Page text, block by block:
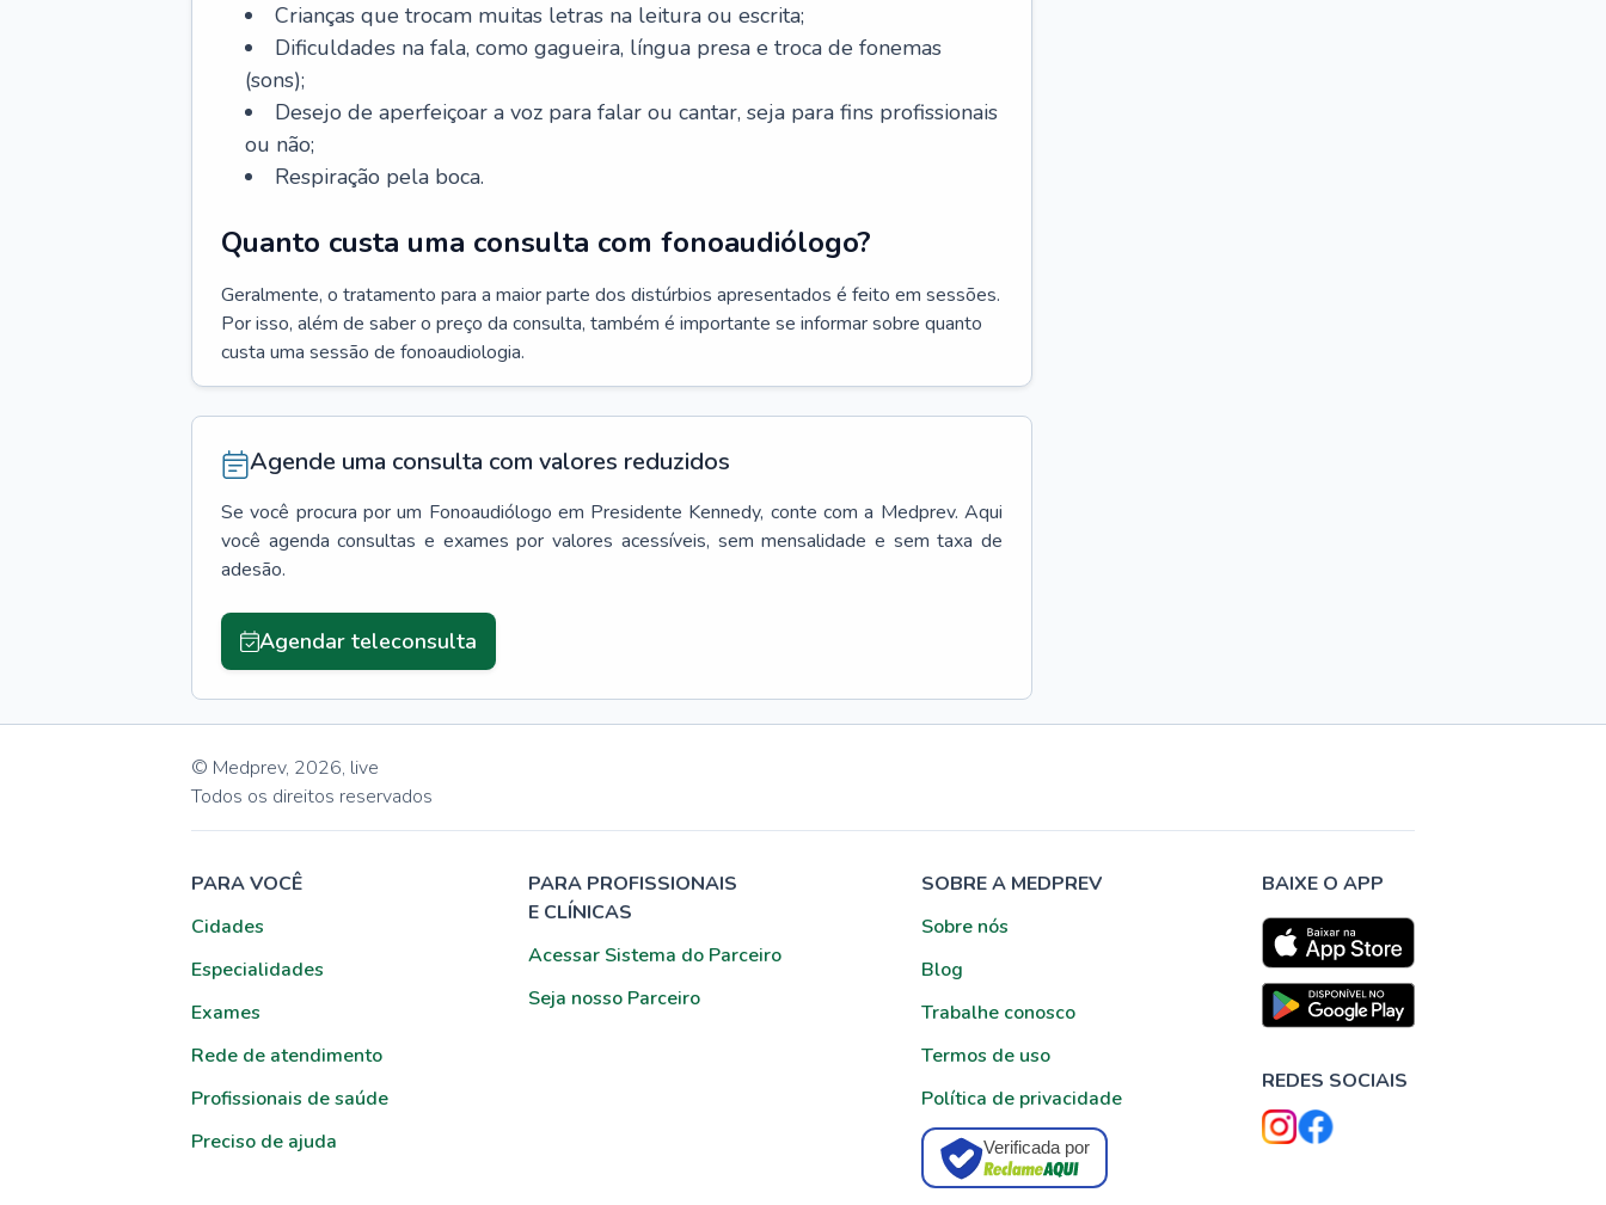
Crianças que trocam muitas letras na leitura ou escrita;
Dificuldades na fala, como gagueira, língua presa e troca de fonemas
(sons);
Desejo de aperfeiçoar a voz para falar ou cantar, seja para fins profissionais
ou não;
Respiração pela boca.
Quanto custa uma consulta com fonoaudiólogo?
Geralmente, o tratamento para a maior parte dos distúrbios apresentados é feito em sessões.
Por isso, além de saber o preço da consulta, também é importante se informar sobre quanto
custa uma sessão de fonoaudiologia.
Agende uma consulta com valores reduzidos
Se você procura por um Fonoaudiólogo em Presidente Kennedy, conte com a Medprev. Aqui
você agenda consultas e exames por valores acessíveis, sem mensalidade e sem taxa de
adesão.
Agendar teleconsulta
© Medprev, 2026, live
Todos os direitos reservados
PARA VOCÊ
Cidades
Especialidades
Exames
Rede de atendimento
Profissionais de saúde
Preciso de ajuda
PARA PROFISSIONAIS
E CLÍNICAS
Acessar Sistema do Parceiro
Seja nosso Parceiro
SOBRE A MEDPREV
Sobre nós
Blog
Trabalhe conosco
Termos de uso
Política de privacidade
Verificada por
BAIXE O APP
REDES SOCIAIS